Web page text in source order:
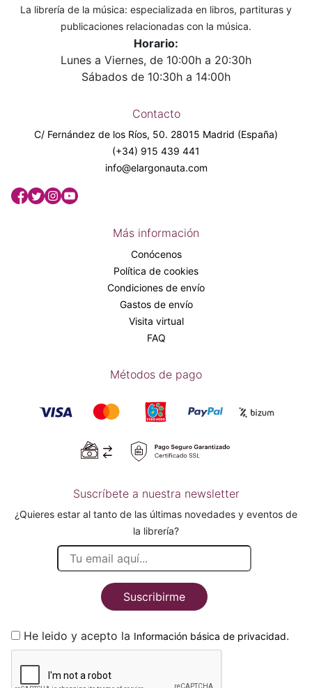
La librería de la música: especializada en libros, partituras y
publicaciones relacionadas con la música.
Horario:
Lunes a Viernes, de 10:00h a 20:30h
Sábados de 10:30h a 14:00h
Contacto
C/ Fernández de los Ríos, 50. 28015 Madrid (España)
(+34) 915 439 441
info@elargonauta.com
Más información
Conócenos
Política de cookies
Condiciones de envío
Gastos de envío
Visita virtual
FAQ
Métodos de pago
Suscríbete a nuestra newsletter
¿Quieres estar al tanto de las últimas novedades y eventos de
la librería?
Suscribirme
He leido y acepto la Información básica de privacidad.